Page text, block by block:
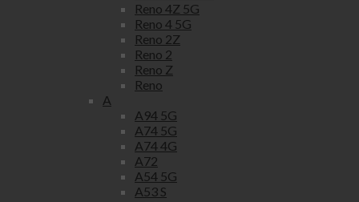
Reno 4Z 5G
Reno 4 5G
Reno 2Z
Reno 2
Reno Z
Reno
A
A94 5G
A74 5G
A74 4G
A72
A54 5G
A53 S